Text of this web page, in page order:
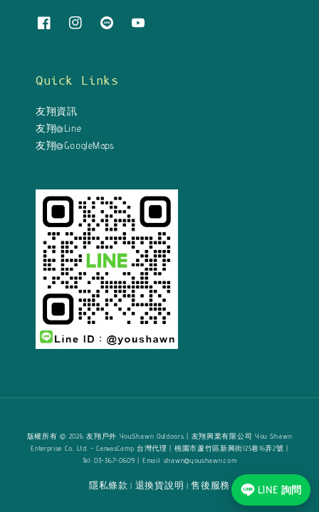
Quick Links
友翔資訊
友翔@Line
友翔@GoogleMaps
版權所有 © 2026 友翔戶外 YouShawn Outdoors | 友翔興業有限公司 You Shawn
Enterprise Co., Ltd. - CanvasCamp 台灣代理 | 桃園市蘆竹區新興街125巷16弄2號 |
Tel: 03-367-0609 | Email: shawn@youshawn.com
隱私條款 | 退換貨說明 |售後服務 LINE 詢問